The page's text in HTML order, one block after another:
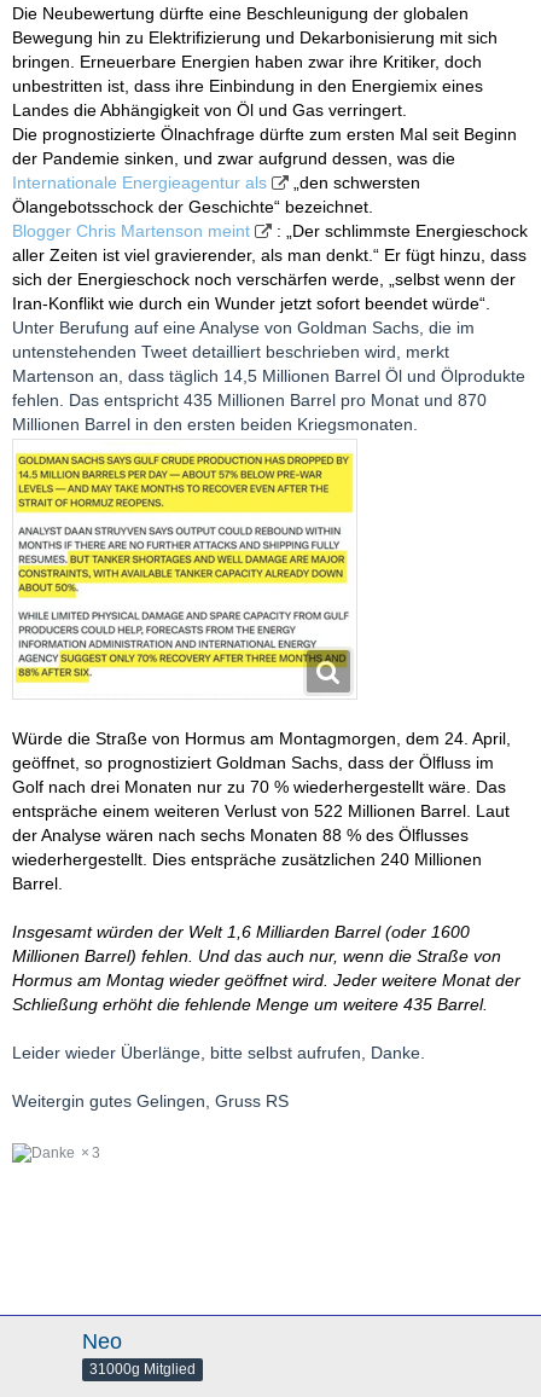
Die Neubewertung dürfte eine Beschleunigung der globalen
Bewegung hin zu Elektrifizierung und Dekarbonisierung mit sich
bringen. Erneuerbare Energien haben zwar ihre Kritiker, doch
unbestritten ist, dass ihre Einbindung in den Energiemix eines
Landes die Abhängigkeit von Öl und Gas verringert.
Die prognostizierte Ölnachfrage dürfte zum ersten Mal seit Beginn
der Pandemie sinken, und zwar aufgrund dessen, was die
Internationale Energieagentur als
„den schwersten
Ölangebotsschock der Geschichte“ bezeichnet.
Blogger Chris Martenson meint
: „Der schlimmste Energieschock
aller Zeiten ist viel gravierender, als man denkt.“ Er fügt hinzu, dass
sich der Energieschock noch verschärfen werde, „selbst wenn der
Iran-Konflikt wie durch ein Wunder jetzt sofort beendet würde“.
Unter Berufung auf eine Analyse von Goldman Sachs, die im
untenstehenden Tweet detailliert beschrieben wird, merkt
Martenson an, dass täglich 14,5 Millionen Barrel Öl und Ölprodukte
fehlen. Das entspricht 435 Millionen Barrel pro Monat und 870
Millionen Barrel in den ersten beiden Kriegsmonaten.
Würde die Straße von Hormus am Montagmorgen, dem 24. April,
geöffnet, so prognostiziert Goldman Sachs, dass der Ölfluss im
Golf nach drei Monaten nur zu 70 % wiederhergestellt wäre. Das
entspräche einem weiteren Verlust von 522 Millionen Barrel. Laut
der Analyse wären nach sechs Monaten 88 % des Ölflusses
wiederhergestellt. Dies entspräche zusätzlichen 240 Millionen
Barrel.
Insgesamt würden der Welt 1,6 Milliarden Barrel (oder 1600
Millionen Barrel) fehlen. Und das auch nur, wenn die Straße von
Hormus am Montag wieder geöffnet wird. Jeder weitere Monat der
Schließung erhöht die fehlende Menge um weitere 435 Barrel.
Leider wieder Überlänge, bitte selbst aufrufen, Danke.
Weitergin gutes Gelingen, Gruss RS
3
Neo
31000g Mitglied